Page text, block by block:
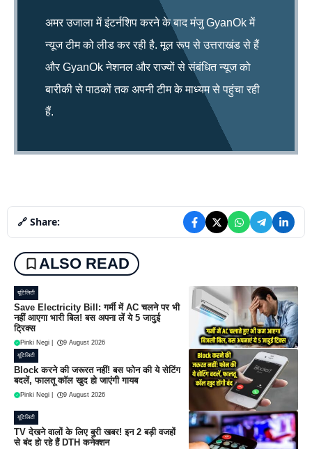
अमर उजाला में इंटर्नशिप करने के बाद मंजु GyanOk में
न्यूज टीम को लीड कर रही है. मूल रूप से उत्तराखंड से हैं
और GyanOk नेशनल और राज्यों से संबंधित न्यूज को
बारीकी से पाठकों तक अपनी टीम के माध्यम से पहुंचा रही
हैं.
🔗 Share:
ALSO READ
यूटिलिटी
Save Electricity Bill: गर्मी में AC चलने पर भी
नहीं आएगा भारी बिल! बस अपना लें ये 5 जादुई
ट्रिक्स
Pinki Negi 9 August 2026
यूटिलिटी
Block करने की जरूरत नहीं! बस फोन की ये सेटिंग
बदलें, फालतू कॉल खुद हो जाएंगी गायब
Pinki Negi 9 August 2026
यूटिलिटी
TV देखने वालों के लिए बुरी खबर! इन 2 बड़ी वजहों
से बंद हो रहे हैं DTH कनेक्शन